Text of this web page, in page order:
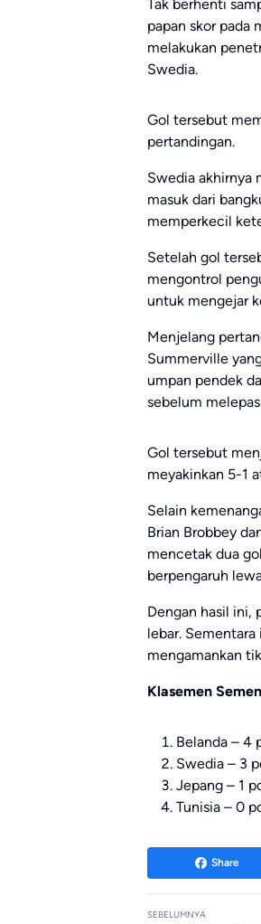
Tak berhenti
papan skor pada
melakukan
Swedia.
Gol tersebut
pertandingan.
Swedia akhirnya
masuk dari
memperkecil
Setelah gol
mengontrol
untuk mengejar
Menjelang
Summerville
umpan pendek
sebelum
Gol tersebut
meyakinkan 5-1
Selain
Brian Brobbey
mencetak dua
berpengaruh
Dengan hasil ini,
lebar.
mengamankan
Klasemen
Belanda – 4
Swedia – 3
Jepang – 1
Tunisia – 0
Share
SEBELUMNYA